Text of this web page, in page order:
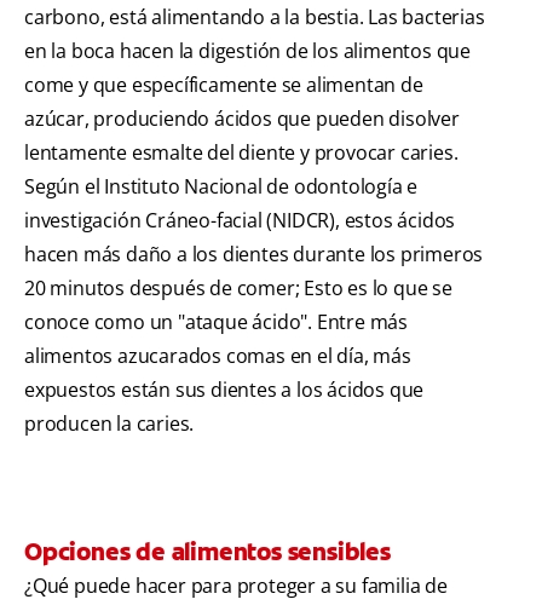
carbono, está alimentando a la bestia. Las bacterias
en la boca hacen la digestión de los alimentos que
come y que específicamente se alimentan de
azúcar, produciendo ácidos que pueden disolver
lentamente esmalte del diente y provocar caries.
Según el Instituto Nacional de odontología e
investigación Cráneo-facial (NIDCR), estos ácidos
hacen más daño a los dientes durante los primeros
20 minutos después de comer; Esto es lo que se
conoce como un "ataque ácido". Entre más
alimentos azucarados comas en el día, más
expuestos están sus dientes a los ácidos que
producen la caries.
Opciones de alimentos sensibles
¿Qué puede hacer para proteger a su familia de